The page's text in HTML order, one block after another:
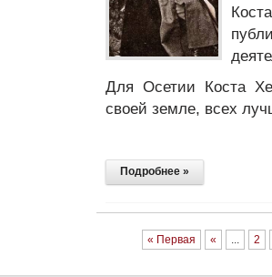
Для Осетии Коста
своей земле, всех
Подробнее »
« Первая « 2